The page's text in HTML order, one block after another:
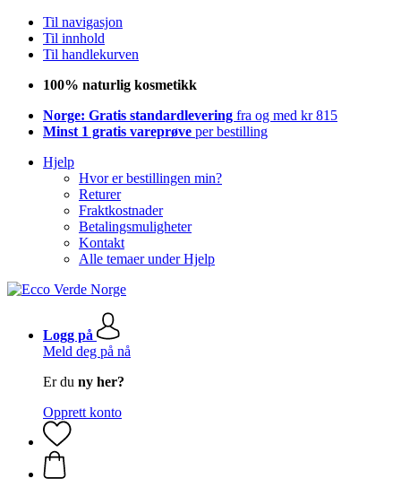
Til navigasjon
Til innhold
Til handlekurven
100% naturlig kosmetikk
Norge: Gratis standardlevering fra og med kr 815
Minst 1 gratis vareprøve per bestilling
Hjelp
Hvor er bestillingen min?
Returer
Fraktkostnader
Betalingsmuligheter
Kontakt
Alle temaer under Hjelp
Logg på
Meld deg på nå
Er du ny her?
Opprett konto